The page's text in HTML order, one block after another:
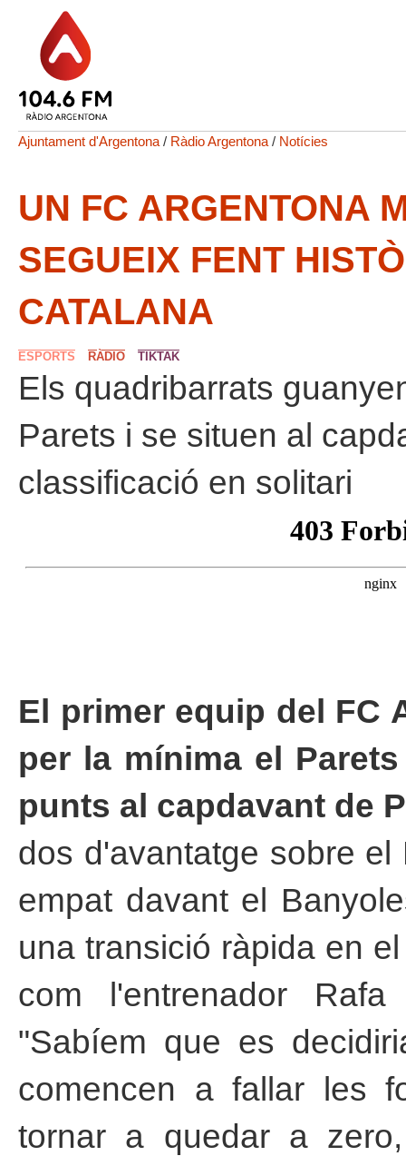
Ajuntament d'Argentona / Ràdio Argentona / Notícies
UN FC ARGENTONA
SEGUEIX FENT
CATALANA
ESPORTS RÀDIO TIKTAK
Els quadribarrats
Parets i se situen al
classificació en solitari
El primer equip del FC
per la mínima el
punts al capdavant de
dos d'avantatge sobre
empat davant el
una transició ràpida en
com l'entrenador
"Sabíem que es
comencen a fallar les
tornar a quedar a